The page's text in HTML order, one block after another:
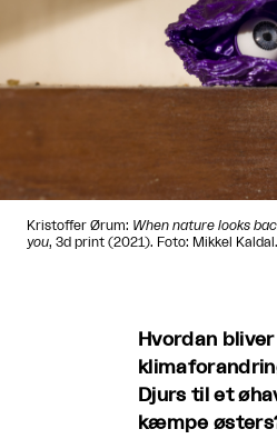
Kristoffer Ørum: When nature looks
you, 3d print (2021). Foto: Mikkel Kaldal.
Hvordan
Djurs til et
kæmpe